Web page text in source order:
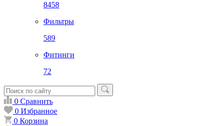
8458
Фильтры
589
Фитинги
72
0 Сравнить
0 Избранное
0 Корзина